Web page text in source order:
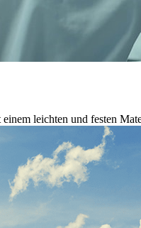
leichten und festen